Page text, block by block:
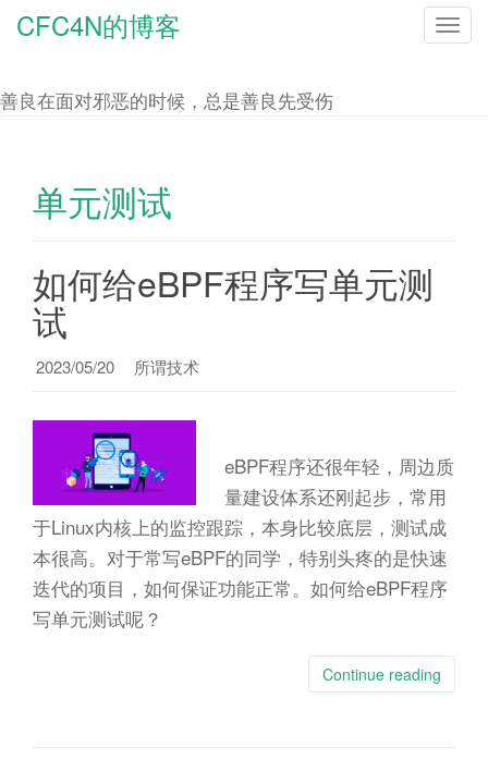
T
o
CFC4N的博客
善良在面对邪恶的时候，总是善良先受伤
单元测试
如何给eBPF程序写单元测
试
2023/05/20 所谓技术
eBPF程序还很年轻，周边质
量建设体系还刚起步，常用
于Linux内核上的监控跟踪，本身比较底层，测试成
本很高。对于常写eBPF的同学，特别头疼的是快速
迭代的项目，如何保证功能正常。如何给eBPF程序
写单元测试呢？
Continue reading